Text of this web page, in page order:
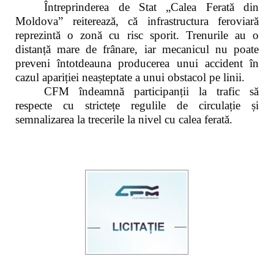
Întreprinderea de Stat „Calea Ferată din
Moldova” reiterează, că infrastructura feroviară
reprezintă o zonă cu risc sporit. Trenurile au o
distanță mare de frânare, iar mecanicul nu poate
preveni întotdeauna producerea unui accident în
cazul apariției neașteptate a unui obstacol pe linii.
CFM îndeamnă participanții la trafic să
respecte cu strictețe regulile de circulație și
semnalizarea la trecerile la nivel cu calea ferată.